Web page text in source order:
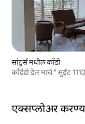
सांटुर्स मधील काँडो
काँडॅडो डेल मार्च " सुईट
एक्सप्लोअर